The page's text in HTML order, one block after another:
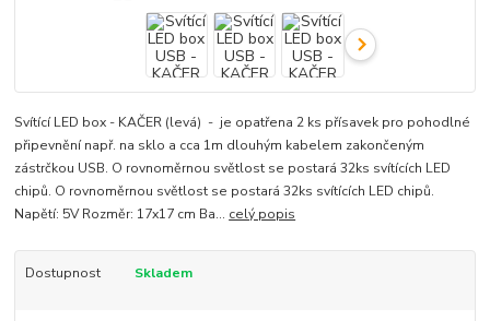
Svítící LED box - KAČER (levá) - je opatřena 2 ks přísavek pro pohodlné
připevnění např. na sklo a cca 1m dlouhým kabelem zakončeným
zástrčkou USB. O rovnoměrnou světlost se postará 32ks svítících LED
chipů. O rovnoměrnou světlost se postará 32ks svítících LED chipů.
Napětí: 5V Rozměr: 17x17 cm Ba... celý popis
Dostupnost Skladem